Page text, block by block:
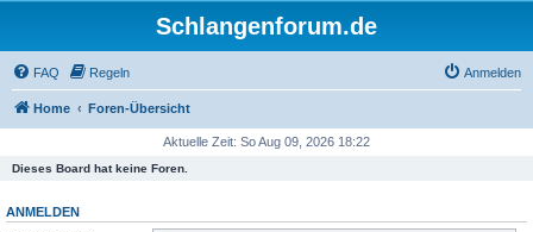
Schlangenforum.de
FAQ Regeln Anmelden
Home Foren-Übersicht
Aktuelle Zeit: So Aug 09, 2026 18:22
Dieses Board hat keine Foren.
ANMELDEN